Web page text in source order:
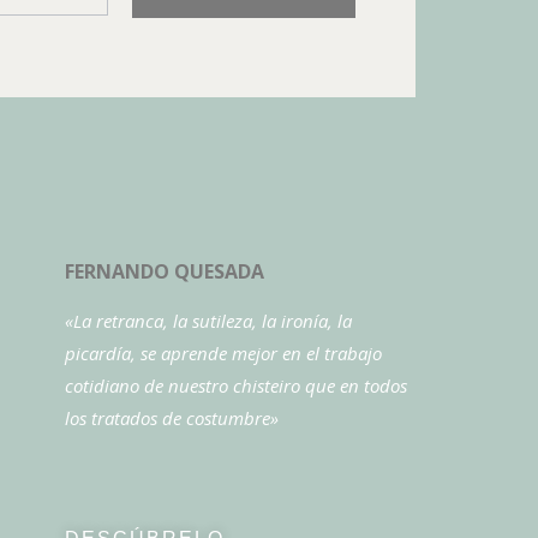
FERNANDO QUESADA
«La retranca, la sutileza, la ironía, la
picardía, se aprende mejor en el trabajo
cotidiano de nuestro chisteiro que en todos
los tratados de costumbre»